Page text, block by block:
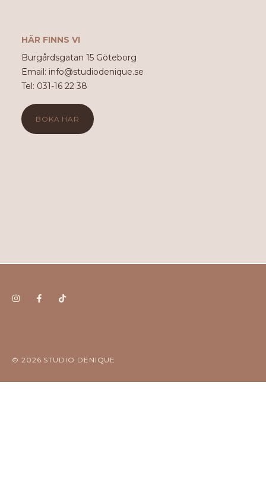
HÄR FINNS VI
Burgårdsgatan 15 Göteborg
Email: info@studiodenique.se
Tel: 031-16 22 38
BOKA HÄR
© 2026 STUDIO DENIQUE